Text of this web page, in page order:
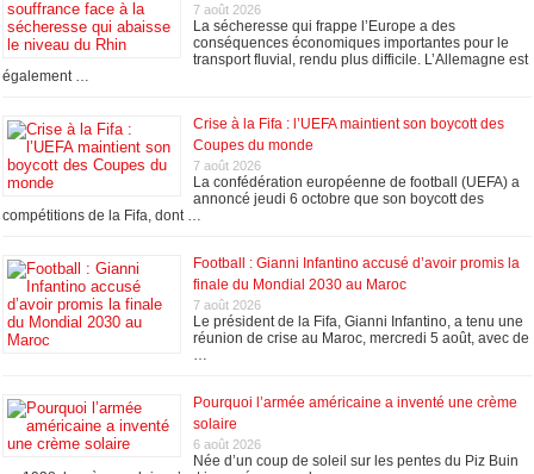
7 août 2026
La sécheresse qui frappe l’Europe a des
conséquences économiques importantes pour le
transport fluvial, rendu plus difficile. L’Allemagne est
également …
Crise à la Fifa : l’UEFA maintient son boycott des
Coupes du monde
7 août 2026
La confédération européenne de football (UEFA) a
annoncé jeudi 6 octobre que son boycott des
compétitions de la Fifa, dont …
Football : Gianni Infantino accusé d’avoir promis la
finale du Mondial 2030 au Maroc
7 août 2026
Le président de la Fifa, Gianni Infantino, a tenu une
réunion de crise au Maroc, mercredi 5 août, avec de
Pourquoi l’armée américaine a inventé une crème
solaire
6 août 2026
Née d’un coup de soleil sur les pentes du Piz Buin